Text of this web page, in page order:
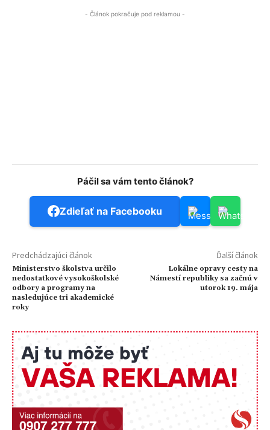
- Článok pokračuje pod reklamou -
Páčil sa vám tento článok?
Zdieľať na Facebooku
Predchádzajúci článok
Ministerstvo školstva určilo
nedostatkové vysokoškolské
odbory a programy na
nasledujúce tri akademické
roky
Ďalší článok
Lokálne opravy cesty na
Námestí republiky sa začnú v
utorok 19. mája